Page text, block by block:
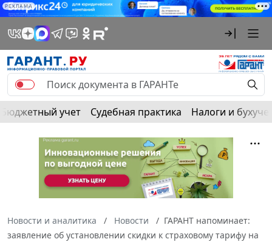
РЕКЛАМА
Бюджетный учет Судебная практика Налоги и
Новости и аналитика Новости
ГАРАНТ напоминает:
заявление об установлении скидки к страховому тарифу на